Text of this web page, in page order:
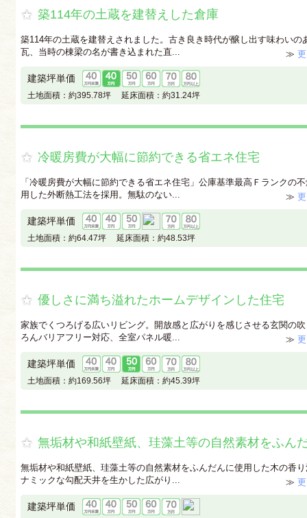
築114年の土蔵を建替えした倉庫
築114年の土蔵を建替えされました。古き良き時代が醸し出す味わいの
瓦、当時の棟梁の名が書き込まれた直...
≫
建築坪単価
土地面積： 約395.78坪 延床面積： 約31.24坪
冷暖房費が大幅に節約できる省エネ住宅
「冷暖房費が大幅に節約できる省エネ住宅」公庫基準最高Ｆランクの
用した外断熱工法を採用。無駄のない...
≫
建築坪単価
土地面積： 約64.47坪 延床面積： 約48.53坪
優しさに満ち溢れたホームデザインした住宅
家族でくつろげる広いリビング。開放感と広がりを感じさせる玄関の
ろんバリアフリー対応、全室パネル暖...
≫
建築坪単価
土地面積： 約169.56坪 延床面積： 約45.39坪
無垢材や和紙壁紙、珪藻土等の自然素材をふん
無垢材や和紙壁紙、珪藻土等の自然素材をふんだんに使用した木の香
ナミックな勾配天井を生かした広がり...
≫
建築坪単価